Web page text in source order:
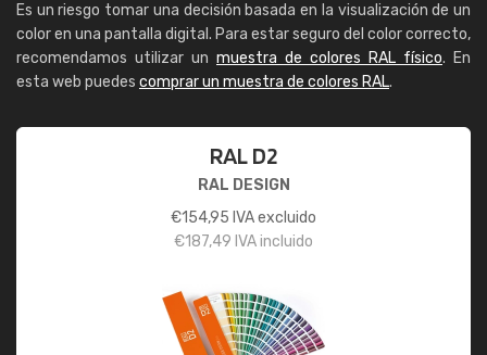
Es un riesgo tomar una decisión basada en la visualización de un
color en una pantalla digital. Para estar seguro del color correcto,
recomendamos utilizar un muestra de colores RAL físico. En
esta web puedes comprar un muestra de colores RAL.
RAL D2
RAL DESIGN
€154,95 IVA excluido
€187,49 IVA incluido